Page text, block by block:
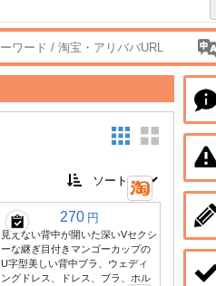
270 円
見えない背中が開いた深いVセクシ
ーな継ぎ目付きマンゴーカップの
U字型美しい背中ブラ、ウェディ
ングドレス、ドレス、ブラ、ホル